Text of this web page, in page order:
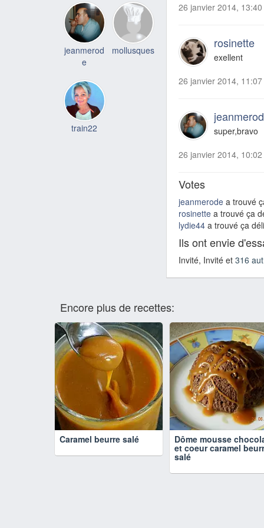
26 janvier 2014, 13:40
rosinette
exellent
26 janvier 2014, 11:07
super,bravo
26 janvier 2014, 10:02
Votes
jeanmerode a trouvé
rosinette a trouvé ça
lydie44 a trouvé ça
Ils ont envie
Invité, Invité et 316
jeanmerod
e
mollusques
train22
Encore plus de recettes:
Caramel beurre salé Dôme mousse
et coeur caramel
salé